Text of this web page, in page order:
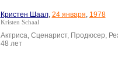
Кристен Шаал, 24 января, 1978
Kristen Schaal
Актриса, Сценарист, Продюсер,
48 лет